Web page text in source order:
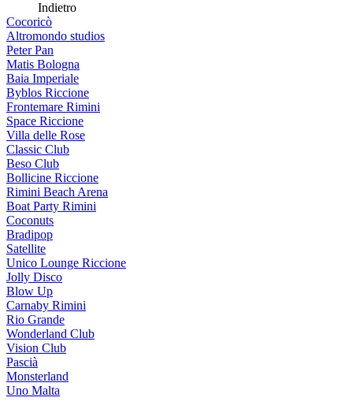
Indietro
Cocoricò
Altromondo studios
Peter Pan
Matis Bologna
Baia Imperiale
Byblos Riccione
Frontemare Rimini
Space Riccione
Villa delle Rose
Classic Club
Beso Club
Bollicine Riccione
Rimini Beach Arena
Boat Party Rimini
Coconuts
Bradipop
Satellite
Unico Lounge Riccione
Jolly Disco
Blow Up
Carnaby Rimini
Rio Grande
Wonderland Club
Vision Club
Pascià
Monsterland
Uno Malta